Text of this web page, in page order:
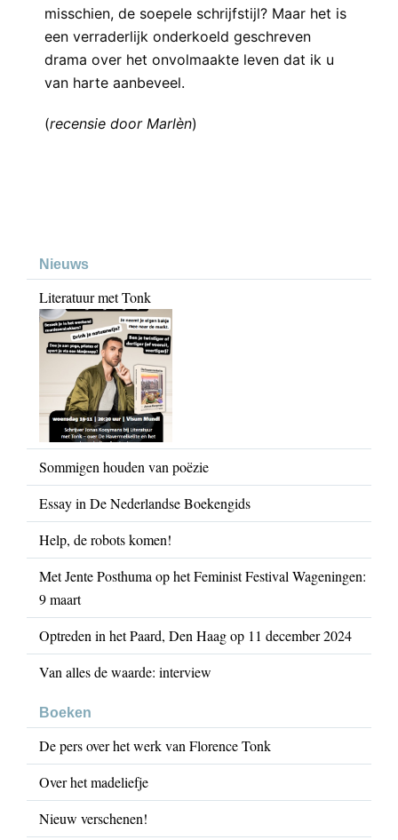
misschien, de soepele schrijfstijl? Maar het is
een verraderlijk onderkoeld geschreven
drama over het onvolmaakte leven dat ik u
van harte aanbeveel.
(recensie door Marlèn)
Nieuws
Literatuur met Tonk
Sommigen houden van poëzie
Essay in De Nederlandse Boekengids
Help, de robots komen!
Met Jente Posthuma op het Feminist Festival Wageningen:
9 maart
Optreden in het Paard, Den Haag op 11 december 2024
Van alles de waarde: interview
Boeken
De pers over het werk van Florence Tonk
Over het madeliefje
Nieuw verschenen!